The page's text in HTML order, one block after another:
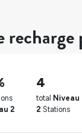
2
4
total Niveau
2 Stations